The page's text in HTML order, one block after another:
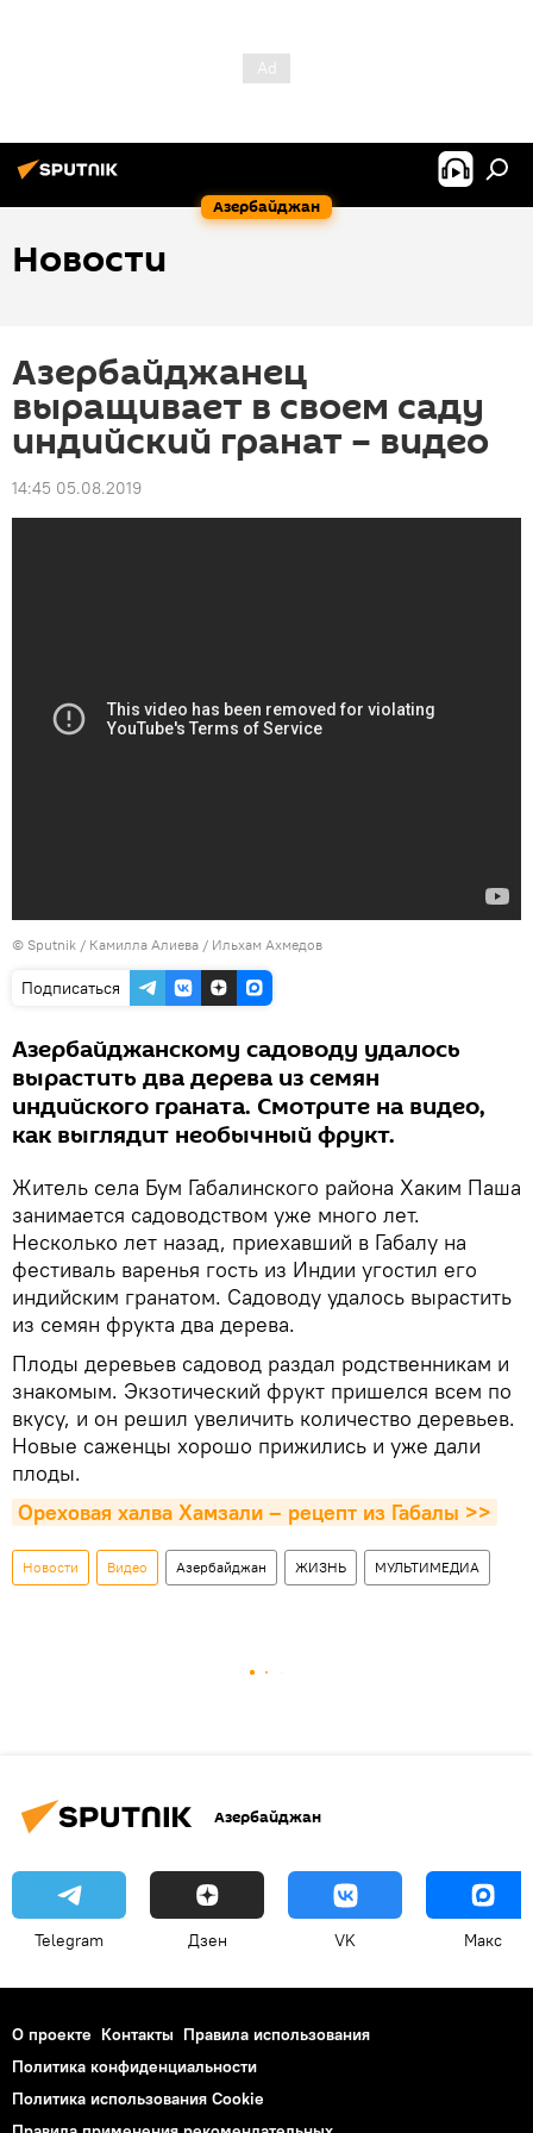
Азербайджан
Новости
Азербайджанец
выращивает в своем саду
индийский гранат – видео
14:45 05.08.2019
© Sputnik / Камилла Алиева / Ильхам Ахмедов
Подписаться
Азербайджанскому садоводу удалось
вырастить два дерева из семян
индийского граната. Смотрите на видео,
как выглядит необычный фрукт.
Житель села Бум Габалинского района Хаким Паша
занимается садоводством уже много лет.
Несколько лет назад, приехавший в Габалу на
фестиваль варенья гость из Индии угостил его
индийским гранатом. Садоводу удалось вырастить
из семян фрукта два дерева.
Плоды деревьев садовод раздал родственникам и
знакомым. Экзотический фрукт пришелся всем по
вкусу, и он решил увеличить количество деревьев.
Новые саженцы хорошо прижились и уже дали
плоды.
Ореховая халва Хамзали – рецепт из Габалы >>
Новости Видео Азербайджан ЖИЗНЬ МУЛЬТИМЕДИА
Азербайджан
Telegram Дзен VK Макс
О проекте Контакты Правила использования
Политика конфиденциальности
Политика использования Cookie